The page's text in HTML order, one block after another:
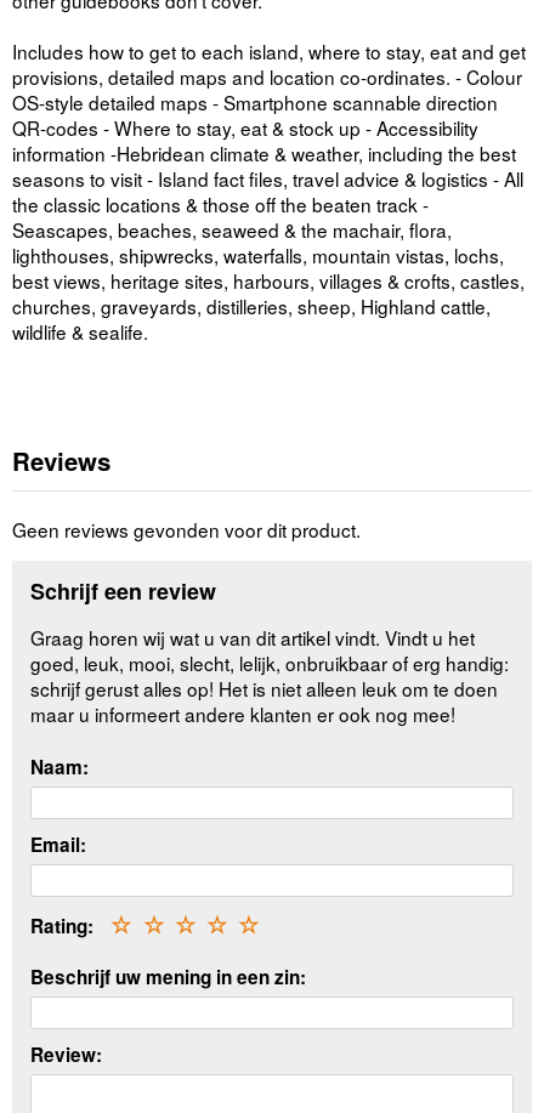
Includes how to get to each island, where to stay, eat and get
provisions, detailed maps and location co-ordinates. - Colour
OS-style detailed maps - Smartphone scannable direction
QR-codes - Where to stay, eat & stock up - Accessibility
information -Hebridean climate & weather, including the best
seasons to visit - Island fact files, travel advice & logistics - All
the classic locations & those off the beaten track -
Seascapes, beaches, seaweed & the machair, flora,
lighthouses, shipwrecks, waterfalls, mountain vistas, lochs,
best views, heritage sites, harbours, villages & crofts, castles,
churches, graveyards, distilleries, sheep, Highland cattle,
wildlife & sealife.
Reviews
Geen reviews gevonden voor dit product.
Schrijf een review
Graag horen wij wat u van dit artikel vindt. Vindt u het
goed, leuk, mooi, slecht, lelijk, onbruikbaar of erg handig:
schrijf gerust alles op! Het is niet alleen leuk om te doen
maar u informeert andere klanten er ook nog mee!
Naam:
Email:
Rating: ☆
☆
☆
☆
☆
Beschrijf uw mening in een zin:
Review: